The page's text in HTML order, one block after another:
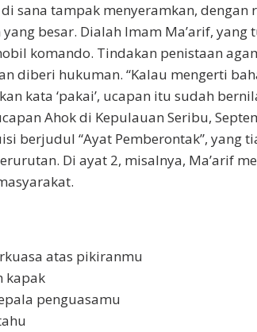
sana tampak menyeramkan,
besar. Dialah Imam Ma’arif,
komando. Tindakan penistaan
diberi hukuman. “Kalau mengerti
kata ‘pakai’, ucapan itu sudah
Ahok di Kepulauan Seribu,
berjudul “Ayat Pemberontak”, yang
Di ayat 2, misalnya, Ma’arif
atas pikiranmu
kapak
penguasamu